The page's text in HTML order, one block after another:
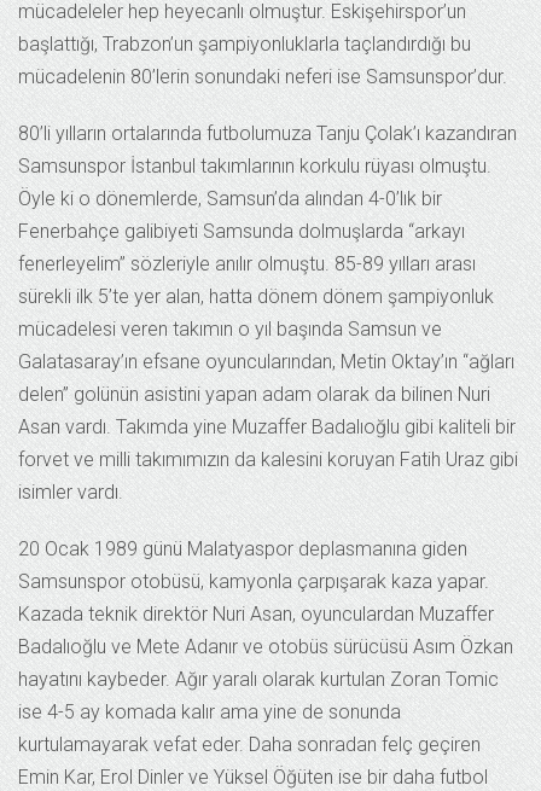
mücadeleler hep heyecanlı olmuştur. Eskişehirspor’un
başlattığı, Trabzon’un şampiyonluklarla taçlandırdığı bu
mücadelenin 80’lerin sonundaki neferi ise Samsunspor’dur.
80’li yılların ortalarında futbolumuza Tanju Çolak’ı kazandıran
Samsunspor İstanbul takımlarının korkulu rüyası olmuştu.
Öyle ki o dönemlerde, Samsun’da alından 4-0’lık bir
Fenerbahçe galibiyeti Samsunda dolmuşlarda “arkayı
fenerleyelim” sözleriyle anılır olmuştu. 85-89 yılları arası
sürekli ilk 5’te yer alan, hatta dönem dönem şampiyonluk
mücadelesi veren takımın o yıl başında Samsun ve
Galatasaray’ın efsane oyuncularından, Metin Oktay’ın “ağları
delen” golünün asistini yapan adam olarak da bilinen Nuri
Asan vardı. Takımda yine Muzaffer Badalıoğlu gibi kaliteli bir
forvet ve milli takımımızın da kalesini koruyan Fatih Uraz gibi
isimler vardı.
20 Ocak 1989 günü Malatyaspor deplasmanına giden
Samsunspor otobüsü, kamyonla çarpışarak kaza yapar.
Kazada teknik direktör Nuri Asan, oyunculardan Muzaffer
Badalıoğlu ve Mete Adanır ve otobüs sürücüsü Asım Özkan
hayatını kaybeder. Ağır yaralı olarak kurtulan Zoran Tomic
ise 4-5 ay komada kalır ama yine de sonunda
kurtulamayarak vefat eder. Daha sonradan felç geçiren
Emin Kar, Erol Dinler ve Yüksel Öğüten ise bir daha futbol